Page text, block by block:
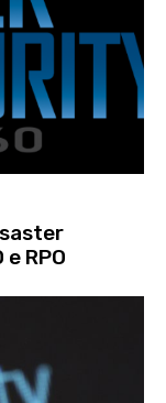
RPO